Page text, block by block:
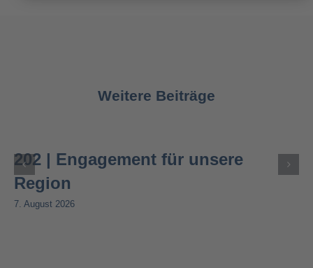
Weitere Beiträge
202 | Engagement für unsere
Region
7. August 2026